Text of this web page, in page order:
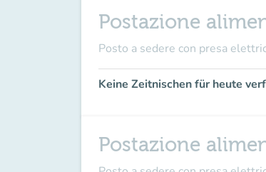
Postazione
Posto a sedere con presa
Keine Zeitnischen für heute
Postazione